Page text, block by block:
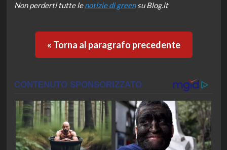
Non perderti tutte lenotizie di greensu Blog.it
« Torna al paragrafo precedente